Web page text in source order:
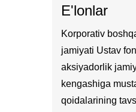
E'lonlar
Korporativ
jamiyati Ustav
aksiyadorlik
kengashiga
qoidalarining